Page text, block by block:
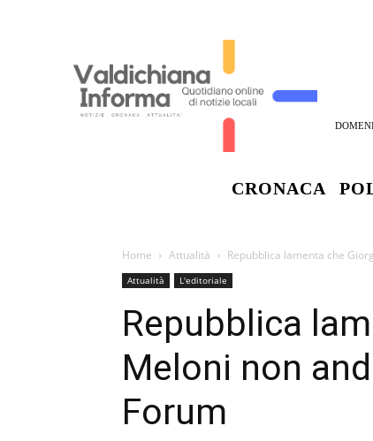
CRONACA
Home Attualità Repubblica lamenta che
Attualità L'editoriale
Repubblica
Meloni non
Forum